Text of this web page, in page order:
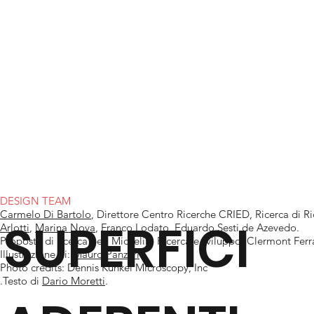
SUPERFICI
DESIGN TEAM
Carmelo Di Bartolo, Direttore Centro Ricerche CRIED, Ricerca di
Arlotti, Marina Nova, Franco Lodato, Eduardo Sesti de Azevedo.
Proposta di ricerca per: Michelin- Ricerca e sviluppo, Clermont
Illustrazione di:
Mauro Panzeri
Photo credits: Dennis Kunkel Microscopy, Inc
.Testo di Dario Moretti.